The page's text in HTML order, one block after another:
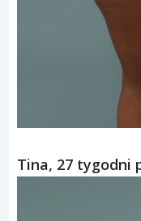
Tina, 27 tygodni